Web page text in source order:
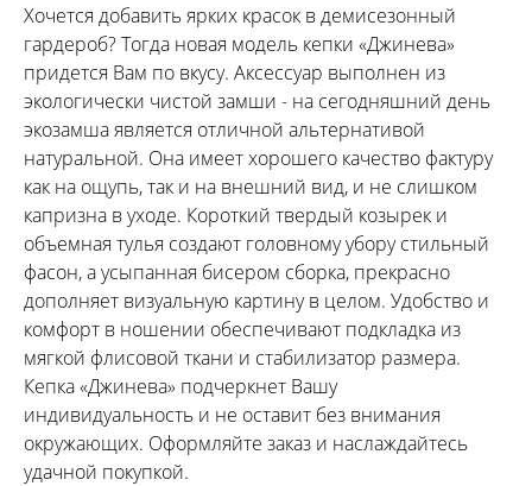
Хочется добавить ярких красок в демисезонный
гардероб? Тогда новая модель кепки «Джинева»
придется Вам по вкусу. Аксессуар выполнен из
экологически чистой замши - на сегодняшний день
экозамша является отличной альтернативой
натуральной. Она имеет хорошего качество фактуру
как на ощупь, так и на внешний вид, и не слишком
капризна в уходе. Короткий твердый козырек и
объемная тулья создают головному убору стильный
фасон, а усыпанная бисером сборка, прекрасно
дополняет визуальную картину в целом. Удобство и
комфорт в ношении обеспечивают подкладка из
мягкой флисовой ткани и стабилизатор размера.
Кепка «Джинева» подчеркнет Вашу
индивидуальность и не оставит без внимания
окружающих. Оформляйте заказ и наслаждайтесь
удачной покупкой.